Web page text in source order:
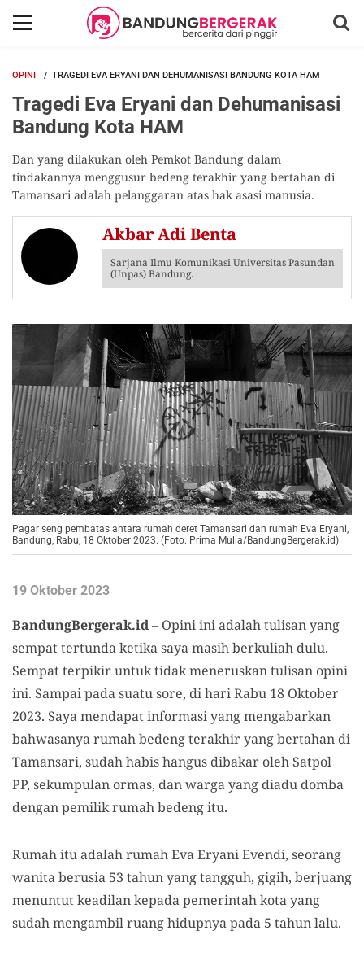
OPINI TRAGEDI EVA ERYANI DAN DEHUMANISASI BANDUNG KOTA HAM
Tragedi Eva Eryani dan Dehumanisasi
Bandung Kota HAM
Dan yang dilakukan oleh Pemkot Bandung dalam
tindakannya menggusur bedeng terakhir yang bertahan di
Tamansari adalah pelanggaran atas hak asasi manusia.
Akbar Adi Benta
Sarjana Ilmu Komunikasi Universitas Pasundan
(Unpas) Bandung.
Pagar seng pembatas antara rumah deret Tamansari dan rumah Eva Eryani,
Bandung, Rabu, 18 Oktober 2023. (Foto: Prima Mulia/BandungBergerak.id)
19 Oktober 2023
BandungBergerak.id– Opini ini adalah tulisan yang
sempat tertunda ketika saya masih berkuliah dulu.
Sempat terpikir untuk tidak meneruskan tulisan opini
ini. Sampai pada suatu sore, di hari Rabu 18 Oktober
2023. Saya mendapat informasi yang mengabarkan
bahwasanya rumah bedeng terakhir yang bertahan di
Tamansari, sudah habis hangus dibakar oleh Satpol
PP, sekumpulan ormas, dan warga yang diadu domba
dengan pemilik rumah bedeng itu.
Rumah itu adalah rumah Eva Eryani Evendi, seorang
wanita berusia 53 tahun yang tangguh, gigih, berjuang
menuntut keadilan kepada pemerintah kota yang
sudah mengambil ruang hidupnya pada 5 tahun lalu.